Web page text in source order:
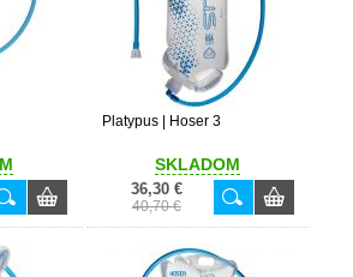
Platypus | Hoser 3
SKLADOM
36,30 €
40,70 €